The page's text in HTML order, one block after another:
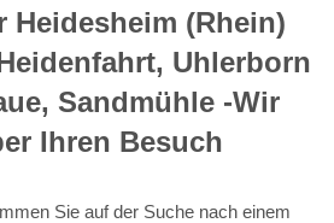
Heidesheim (Rhein)
Uhlerborn
Sandmühle -Wir
Ihren Besuch
Sie auf der Suche nach einem